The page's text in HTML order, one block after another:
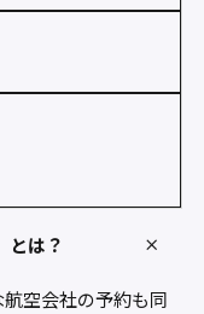
とは？
空会社の予約も同